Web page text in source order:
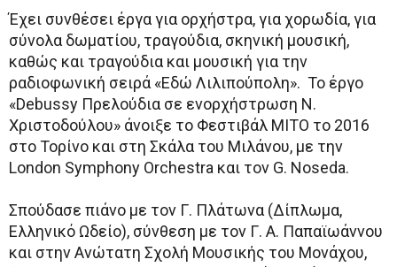
Έχει συνθέσει έργα για ορχήστρα, για χορωδία, για
σύνολα δωματίου, τραγούδια, σκηνική μουσική,
καθώς και τραγούδια και μουσική για την
ραδιοφωνική σειρά «Εδώ Λιλιπούπολη». Το έργο
«Debussy Πρελούδια σε ενορχήστρωση Ν.
Χριστοδούλου» άνοιξε το Φεστιβάλ ΜΙΤΟ το 2016
στο Τορίνο και στη Σκάλα του Μιλάνου, με την
London Symphony Orchestra και τον G. Noseda.
Σπούδασε πιάνο με τον Γ. Πλάτωνα (Δίπλωμα,
Ελληνικό Ωδείο), σύνθεση με τον Γ. Α. Παπαϊωάννου
και στην Ανώτατη Σχολή Μουσικής του Μονάχου,